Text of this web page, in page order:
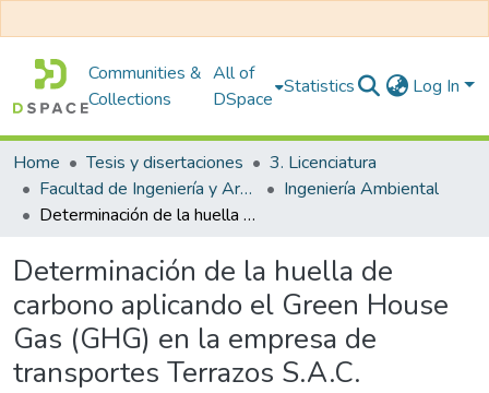
Communities &
Collections
All of
DSpace
Statistics Log In
Home Tesis y disertaciones
3. Licenciatura
Facultad de Ingeniería y Arquitectura
Ingeniería Ambiental
Determinación de la huella de carbono aplicando el Green House Gas (GHG) en la empresa de transportes Terrazos S.A.C.
Determinación de la huella de
carbono aplicando el Green House
Gas (GHG) en la empresa de
transportes Terrazos S.A.C.